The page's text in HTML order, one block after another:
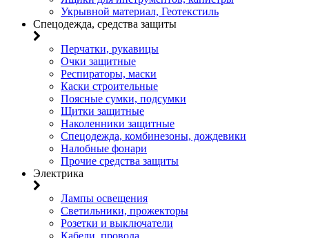
Укрывной материал, Геотекстиль
Спецодежда, средства защиты
Перчатки, рукавицы
Очки защитные
Респираторы, маски
Каски строительные
Поясные сумки, подсумки
Щитки защитные
Наколенники защитные
Спецодежда, комбинезоны, дождевики
Налобные фонари
Прочие средства защиты
Электрика
Лампы освещения
Светильники, прожекторы
Розетки и выключатели
Кабели, провода